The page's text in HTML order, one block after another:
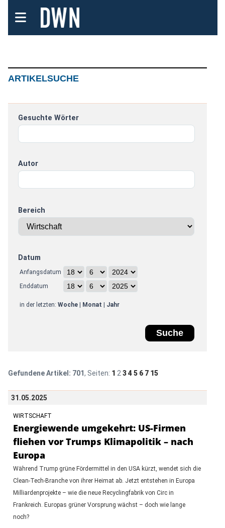
ARTIKELSUCHE
Gesuchte Wörter
Autor
Bereich
Datum
Anfangsdatum
Enddatum
in der letzten: Woche| Monat Jahr
Gefundene Artikel: 701, Seiten: 1 2 3 4 5 6 7 15
31.05.2025
WIRTSCHAFT
Energiewende umgekehrt: US-Firmen
fliehen vor Trumps Klimapolitik – nach
Europa
Während Trump grüne Fördermittel in den USA kürzt, wendet sich die
Clean-Tech-Branche von ihrer Heimat ab. Jetzt entstehen in Europa
Milliardenprojekte – wie die neue Recyclingfabrik von Circ in
Frankreich. Europas grüner Vorsprung wächst – doch wie lange
noch?